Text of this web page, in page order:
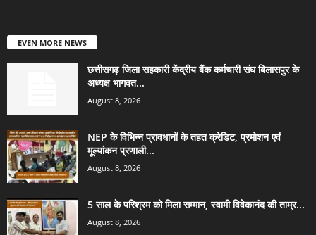
EVEN MORE NEWS
छत्तीसगढ़ जिला सहकारी केंद्रीय बैंक कर्मचारी संघ बिलासपुर के
अध्यक्ष भागवत...
August 8, 2026
NEP के विभिन्न प्रावधानों के तहत क्रेडिट, प्रमोशन एवं
मूल्यांकन प्रणाली...
August 8, 2026
5 साल के परिश्रम को मिला सम्मान, स्वामी विवेकानंद की ताम्र...
August 8, 2026